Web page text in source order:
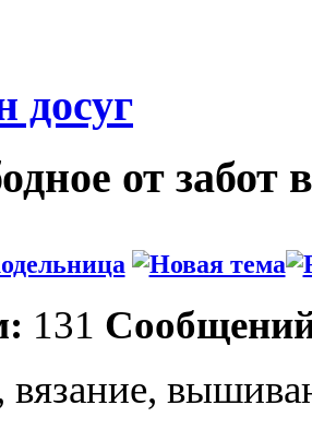
от забот
131